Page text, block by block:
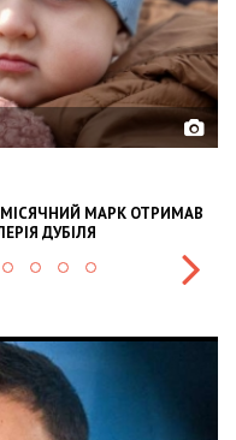
02.02.2026
OLEKSII ABASOV: HOW
INTERNATIONAL INVESTMENTS